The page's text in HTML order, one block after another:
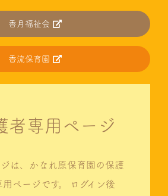
香月福祉会
香流保育園
者専用ページ
は、かなれ原保育園の保護
用ページです。
ログイン後